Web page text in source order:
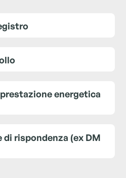
energetica
rispondenza (ex DM